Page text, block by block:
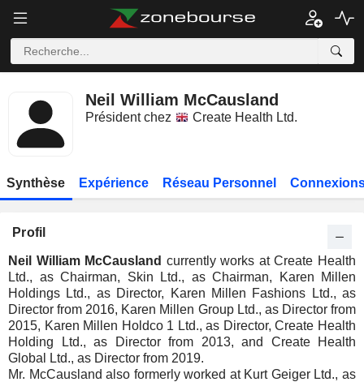
Neil William McCausland
Président chez Create Health Ltd.
Synthèse Expérience Réseau Personnel
Profil
Neil William McCausland currently works at Create Health
Ltd., as Chairman, Skin Ltd., as Chairman, Karen Millen
Holdings Ltd., as Director, Karen Millen Fashions Ltd., as
Director from 2016, Karen Millen Group Ltd., as Director from
2015, Karen Millen Holdco 1 Ltd., as Director, Create Health
Holding Ltd., as Director from 2013, and Create Health
Global Ltd., as Director from 2019.
Mr. McCausland also formerly worked at Kurt Geiger Ltd., as